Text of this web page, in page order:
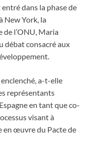
dans la phase de
New York, la
de l’ONU, Maria
débat consacré aux
a-t-elle
représentants
en tant que co-
visant à
en œuvre du Pacte de